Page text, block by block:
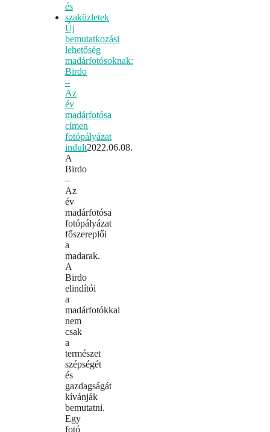
Új
bemutatkozási
lehetőség
madárfotósoknak:
Birdo
–
Az
év
madárfotósa
címen
fotópályázat
indult2022.06.08.
A
Birdo
–
Az
év
madárfotósa
fotópályázat
főszereplői
a
madarak.
A
Birdo
elindítói
a
madárfotókkal
nem
csak
a
természet
szépségét
és
gazdagságát
kívánják
bemutatni.
Egy
fotó